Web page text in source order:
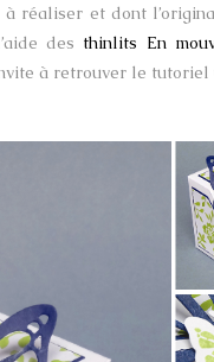
réaliser et dont
des thinlits En
à retrouver le